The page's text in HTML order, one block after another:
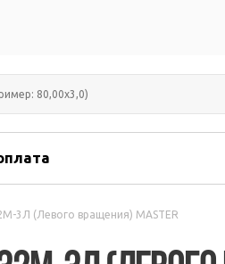
3Л (Левого вращения) MASTER